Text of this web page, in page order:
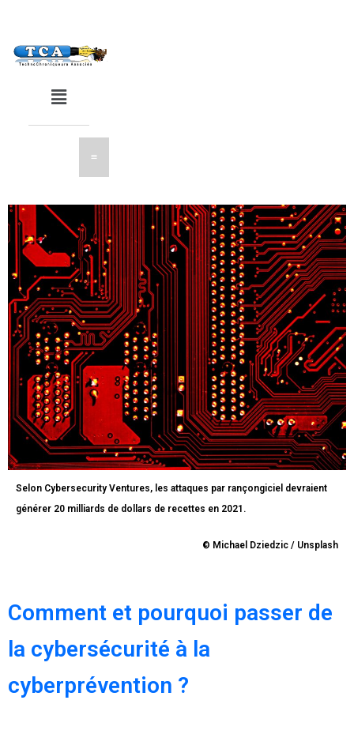
Selon Cybersecurity Ventures, les attaques par rançongiciel devraient
générer 20 milliards de dollars de recettes en 2021.
© Michael Dziedzic / Unsplash
Comment et pourquoi passer de
la cybersécurité à la
cyberprévention ?